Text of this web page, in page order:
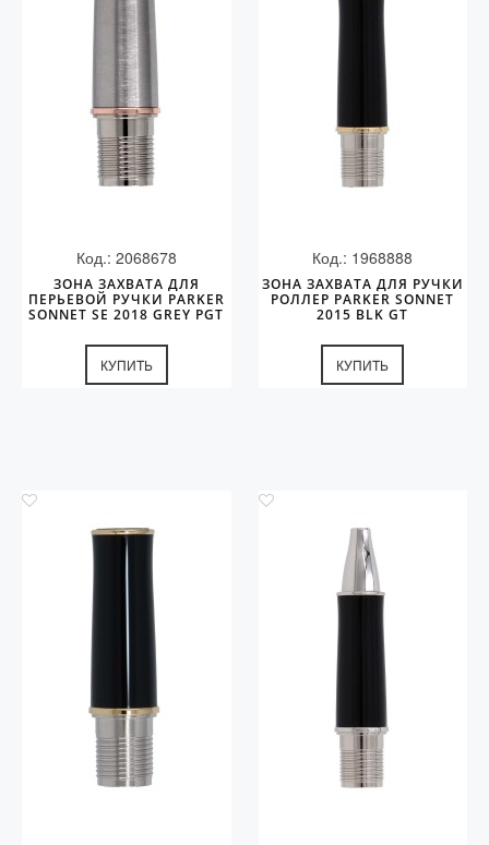
Код.: 2068678
ЗОНА ЗАХВАТА ДЛЯ
ПЕРЬЕВОЙ РУЧКИ PARKER
SONNET SE 2018 GREY PGT
КУПИТЬ
Код.: 1968888
ЗОНА ЗАХВАТА ДЛЯ РУЧКИ
РОЛЛЕР PARKER SONNET
2015 BLK GT
КУПИТЬ